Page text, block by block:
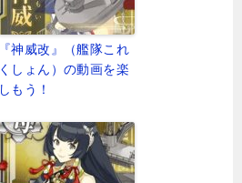
『神威改』（艦隊これ
くしょん）の動画を楽
しもう！